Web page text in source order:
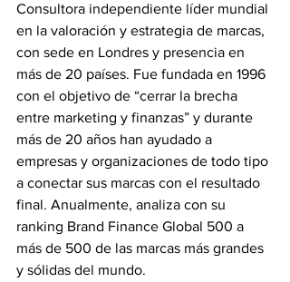
Consultora independiente líder mundial
en la valoración y estrategia de marcas,
con sede en Londres y presencia en
más de 20 países. Fue fundada en 1996
con el objetivo de “cerrar la brecha
entre marketing y finanzas” y durante
más de 20 años han ayudado a
empresas y organizaciones de todo tipo
a conectar sus marcas con el resultado
final. Anualmente, analiza con su
ranking Brand Finance Global 500 a
más de 500 de las marcas más grandes
y sólidas del mundo.